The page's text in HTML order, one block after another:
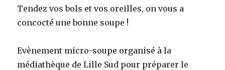
Tendez vos bols et vos oreilles, on vous a
concocté une bonne soupe !
Evènement micro-soupe organisé à la
médiathèque de Lille Sud pour préparer le